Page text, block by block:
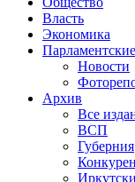
Власть
Экономика
Новости
Архив
Все
ВСП
Губерния